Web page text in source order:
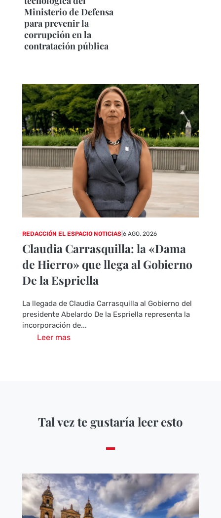
Ministerio de Defensa
para prevenir la
corrupción en la
contratación pública
REDACCIÓN EL ESPACIO NOTICIAS| 6 AGO, 2026
Claudia Carrasquilla: la «Dama
de Hierro» que llega al Gobierno
De la Espriella
La llegada de Claudia Carrasquilla al Gobierno del
presidente Abelardo De la Espriella representa la
incorporación de...
Leer mas
Tal vez te gustaría leer esto